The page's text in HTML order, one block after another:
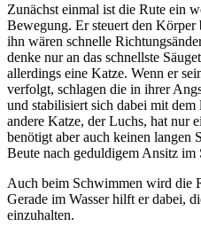
Zunächst einmal ist die Rute ein
Bewegung. Er steuert den
ihn wären schnelle
denke nur an das schnellste
allerdings eine Katze. Wenn er
verfolgt, schlagen die in ihrer
und stabilisiert sich dabei mit
andere Katze, der Luchs, hat nur
benötigt aber auch keinen langen
Beute nach geduldigem Ansitz im
Auch beim Schwimmen wird die
Gerade im Wasser hilft er dabei,
einzuhalten.